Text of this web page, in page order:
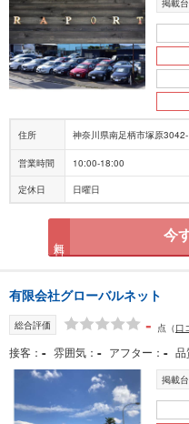
住所 神奈川県南足柄市塚原3042-
営業時間 10:00-18:00
定休日 日曜日
今
有限会社グローバルネット
総合評価 - 点 （口
接客 - 雰囲気 - アフター - 品
掲載